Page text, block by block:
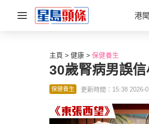
港聞
主頁 健康 保健養生
30歲腎病男誤
保健養生 更新時間：15:38 2026-